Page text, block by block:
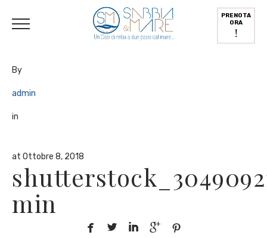
PRENOTA
ORA
!
By
admin
in
at Ottobre 8, 2018
min
    
Inglese) Deutsch ( Tedesco Italiano